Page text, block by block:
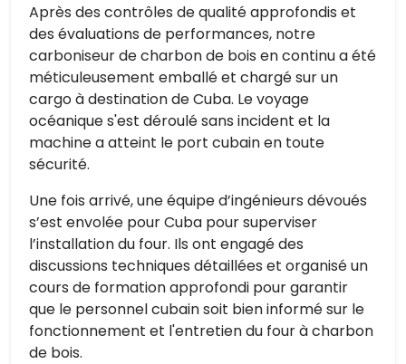
Après des contrôles de qualité approfondis et
des évaluations de performances, notre
carboniseur de charbon de bois en continu a été
méticuleusement emballé et chargé sur un
cargo à destination de Cuba. Le voyage
océanique s'est déroulé sans incident et la
machine a atteint le port cubain en toute
sécurité.
Une fois arrivé, une équipe d’ingénieurs dévoués
s’est envolée pour Cuba pour superviser
l’installation du four. Ils ont engagé des
discussions techniques détaillées et organisé un
cours de formation approfondi pour garantir
que le personnel cubain soit bien informé sur le
fonctionnement et l'entretien du four à charbon
de bois.